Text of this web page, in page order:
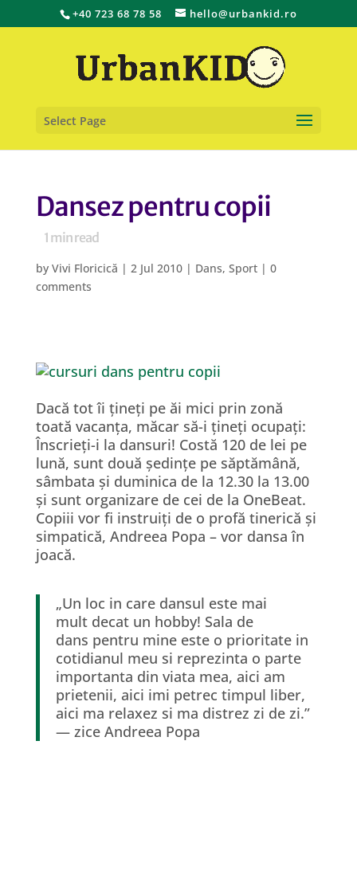
+40 723 68 78 58 hello@urbankid.ro
Select Page
Dansez pentru copii
1 min read
by Vivi Floricică | 2 Jul 2010| Dans, Sport| 0
comments
Dacă tot îi țineți pe ăi mici prin zonă
toată vacanța, măcar să-i țineți ocupați:
Înscrieți-i la dansuri! Costă 120 de lei pe
lună, sunt două ședințe pe săptămână,
sâmbata și duminica de la 12.30 la 13.00
și sunt organizare de cei de la OneBeat.
Copiii vor fi instruiți de o profă tinerică și
simpatică, Andreea Popa – vor dansa în
joacă.
„Un loc in care dansul este mai
mult decat un hobby! Sala de
dans pentru mine este o prioritate in
cotidianul meu si reprezinta o parte
importanta din viata mea, aici am
prietenii, aici imi petrec timpul liber,
aici ma relaxez si ma distrez zi de zi.”
— zice Andreea Popa